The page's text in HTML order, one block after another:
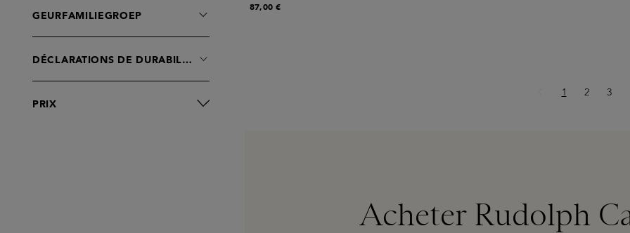
GEURFAMILIEGROEP
DÉCLARATIONS DE DURABILITÉ
PRIX
87,00 €
Page
1 Page
2 Page
3
Acheter Rudolph